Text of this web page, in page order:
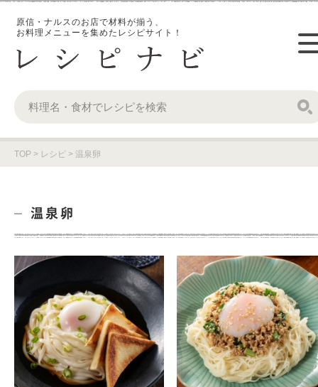
原信・ナルスのお店で材料が揃う、
お料理メニューを集めたレシピサイト！
TOP > レシピ > 温泉卵
温泉卵